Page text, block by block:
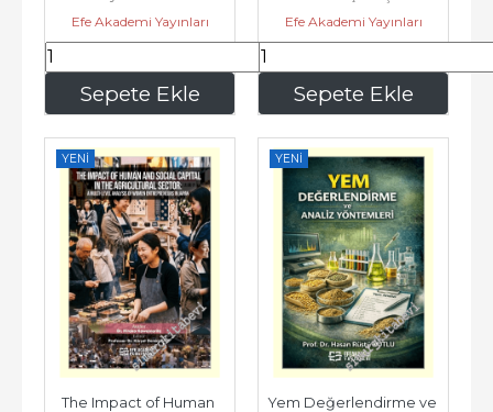
Sepete Ekle
Anten...
Efe Akademi Yayınları
315,00 Sepete Ekle
Efe Akademi Yayınları
450,00
YENI
The Impact of Human
YENI
Yem Değerlendirme ve